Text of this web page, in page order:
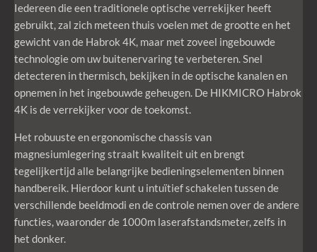
Iedereen die een traditionele optische verrekijker heeft
gebruikt, zal zich meteen thuis voelen met de grootte en het
gewicht van de Habrok 4K, maar met zoveel ingebouwde
technologie om uw buitenervaring te verbeteren. Snel
detecteren in thermisch, bekijken in de optische kanalen en
opnemen in het ingebouwde geheugen. De HIKMICRO Habrok
4K is de verrekijker voor de toekomst.
Het robuuste en ergonomische chassis van
magnesiumlegering straalt kwaliteit uit en brengt
tegelijkertijd alle belangrijke bedieningselementen binnen
handbereik. Hierdoor kunt u intuïtief schakelen tussen de
verschillende beeldmodi en de controle nemen over de andere
functies, waaronder de 1000m laserafstandsmeter, zelfs in
het donker.